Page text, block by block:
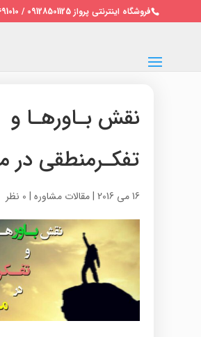
فروشگاه اینترنتی پرواز 09128501125 / 02122691010
نقش بـاورهـا و
تفکـرمنطقی در
16 می 2016 |مقالات مشاوره| 0 نظر